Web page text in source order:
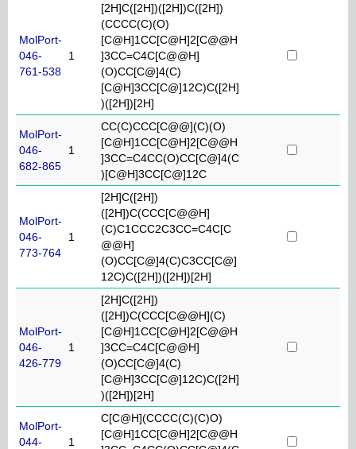
MolPort-
046-
761-538
1
[2H]C([2H])([2H])C([2H])
(CCCC(C)(O)
[C@H]1CC[C@H]2[C@@H
]3CC=C4C[C@@H]
(O)CC[C@]4(C)
[C@H]3CC[C@]12C)C([2H]
)([2H])[2H]
MolPort-
046-
682-865
1
CC(C)CCC[C@@](C)(O)
[C@H]1CC[C@H]2[C@@H
]3CC=C4CC(O)CC[C@]4(C
)[C@H]3CC[C@]12C
MolPort-
046-
773-764
1
[2H]C([2H])
([2H])C(CCC[C@@H]
(C)C1CCC2C3CC=C4C[C
@@H]
(O)CC[C@]4(C)C3CC[C@]
12C)C([2H])([2H])[2H]
MolPort-
046-
426-779
1
[2H]C([2H])
([2H])C(CCC[C@@H](C)
[C@H]1CC[C@H]2[C@@H
]3CC=C4C[C@@H]
(O)CC[C@]4(C)
[C@H]3CC[C@]12C)C([2H]
)([2H])[2H]
MolPort-
044-
1
C[C@H](CCCC(C)(C)O)
[C@H]1CC[C@H]2[C@@H